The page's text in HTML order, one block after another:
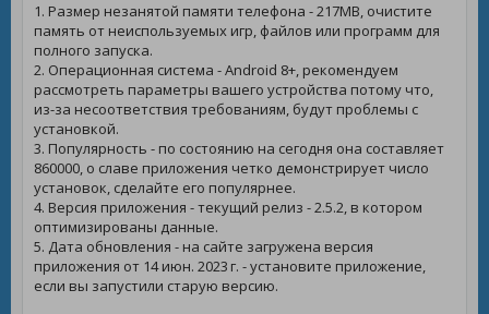
1. Размер незанятой памяти телефона - 217MB, очистите
память от неиспользуемых игр, файлов или программ для
полного запуска.
2. Операционная система - Android 8+, рекомендуем
рассмотреть параметры вашего устройства потому что,
из-за несоответствия требованиям, будут проблемы с
установкой.
3. Популярность - по состоянию на сегодня она составляет
860000, о славе приложения четко демонстрирует число
установок, сделайте его популярнее.
4. Версия приложения - текущий релиз - 2.5.2, в котором
оптимизированы данные.
5. Дата обновления - на сайте загружена версия
приложения от 14 июн. 2023 г. - установите приложение,
если вы запустили старую версию.